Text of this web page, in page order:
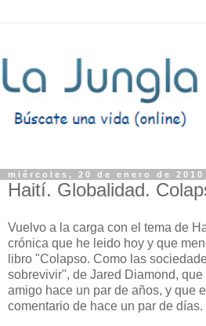
miércoles, 20 de enero de 2010
Haití. Globalidad.
Vuelvo a la carga con el tema de
crónica que he leido hoy y que
libro "Colapso. Como las
sobrevivir", de Jared Diamond,
amigo hace un par de años, y que
comentario de hace un par de días.